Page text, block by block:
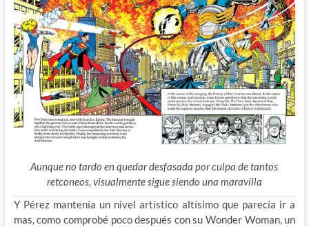
Aunque no tardo en quedar desfasada por culpa de tantos
retconeos, visualmente sigue siendo una maravilla
Y Pérez mantenía un nivel artístico altísimo que parecía ir a
mas, como comprobé poco después con su Wonder Woman, un